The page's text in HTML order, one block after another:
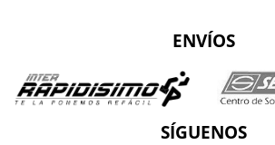
ENVÍOS
SÍGUENOS